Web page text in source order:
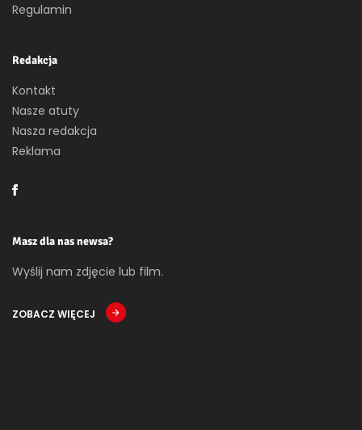
Regulamin
Redakcja
Kontakt
Nasze atuty
Nasza redakcja
Reklama
Masz dla nas newsa?
Wyślij nam zdjęcie lub film.
ZOBACZ WIĘCEJ